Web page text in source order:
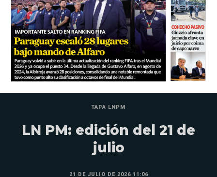
TAPA LNPM
LN PM: edición del 21 de
julio
21 DE JULIO DE 2026 11:06